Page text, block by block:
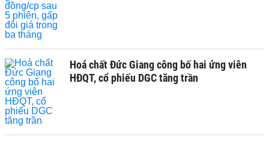
Hoá chất Đức Giang công bố hai ứng viên
HĐQT, cổ phiếu DGC tăng trần